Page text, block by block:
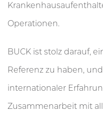
Operationen.
BUCK ist stolz darauf,
Referenz zu haben,
internationaler
Zusammenarbeit mit